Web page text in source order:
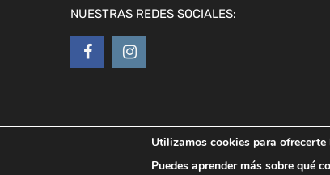
NUESTRAS REDES SOCIALES:
Desguaces Baena
Utilizamos cookies para
Puedes aprender más sobre qué